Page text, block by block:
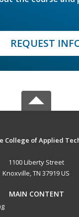
REQUEST
College of Applied
1100 Liberty Street
Knoxville, TN 37919 US
MAIN CONTENT